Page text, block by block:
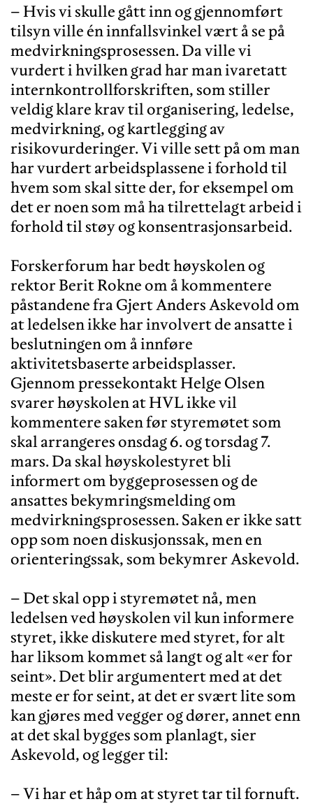
– Hvis vi skulle gått inn og gjennomført
tilsyn ville én innfallsvinkel vært å se på
medvirkningsprosessen. Da ville vi
vurdert i hvilken grad har man ivaretatt
internkontrollforskriften, som stiller
veldig klare krav til organisering, ledelse,
medvirkning, og kartlegging av
risikovurderinger. Vi ville sett på om man
har vurdert arbeidsplassene i forhold til
hvem som skal sitte der, for eksempel om
det er noen som må ha tilrettelagt arbeid i
forhold til støy og konsentrasjonsarbeid.
Forskerforum har bedt høyskolen og
rektor Berit Rokne om å kommentere
påstandene fra Gjert Anders Askevold om
at ledelsen ikke har involvert de ansatte i
beslutningen om å innføre
aktivitetsbaserte arbeidsplasser.
Gjennom pressekontakt Helge Olsen
svarer høyskolen at HVL ikke vil
kommentere saken før styremøtet som
skal arrangeres onsdag 6. og torsdag 7.
mars. Da skal høyskolestyret bli
informert om byggeprosessen og de
ansattes bekymringsmelding om
medvirkningsprosessen. Saken er ikke satt
opp som noen diskusjonssak, men en
orienteringssak, som bekymrer Askevold.
– Det skal opp i styremøtet nå, men
ledelsen ved høyskolen vil kun informere
styret, ikke diskutere med styret, for alt
har liksom kommet så langt og alt «er for
seint». Det blir argumentert med at det
meste er for seint, at det er svært lite som
kan gjøres med vegger og dører, annet enn
at det skal bygges som planlagt, sier
Askevold, og legger til:
– Vi har et håp om at styret tar til fornuft.